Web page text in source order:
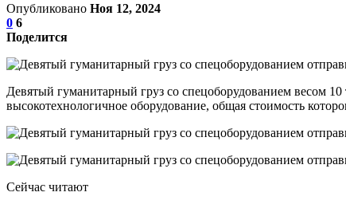
Опубликовано Ноя 12, 2024
0 6
Поделится
Девятый гуманитарный груз со спецоборудованием весом
высокотехнологичное оборудование, общая стоимость
Сейчас читают